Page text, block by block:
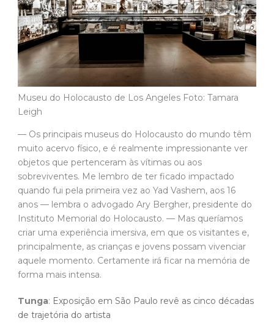
Museu do Holocausto de Los Angeles Foto: Tamara
Leigh
— Os principais museus do Holocausto do mundo têm
muito acervo físico, e é realmente impressionante ver
objetos que pertenceram às vítimas ou aos
sobreviventes. Me lembro de ter ficado impactado
quando fui pela primeira vez ao Yad Vashem, aos 16
anos — lembra o advogado Ary Bergher, presidente do
Instituto Memorial do Holocausto. — Mas queríamos
criar uma experiência imersiva, em que os visitantes e,
principalmente, as crianças e jovens possam vivenciar
aquele momento. Certamente irá ficar na memória de
forma mais intensa.
Tunga: Exposição em São Paulo revê as cinco décadas
de trajetória do artista